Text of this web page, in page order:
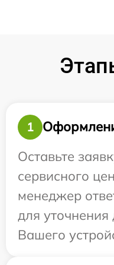
1
Оставьте
сервисного
менеджер
для
Вашего